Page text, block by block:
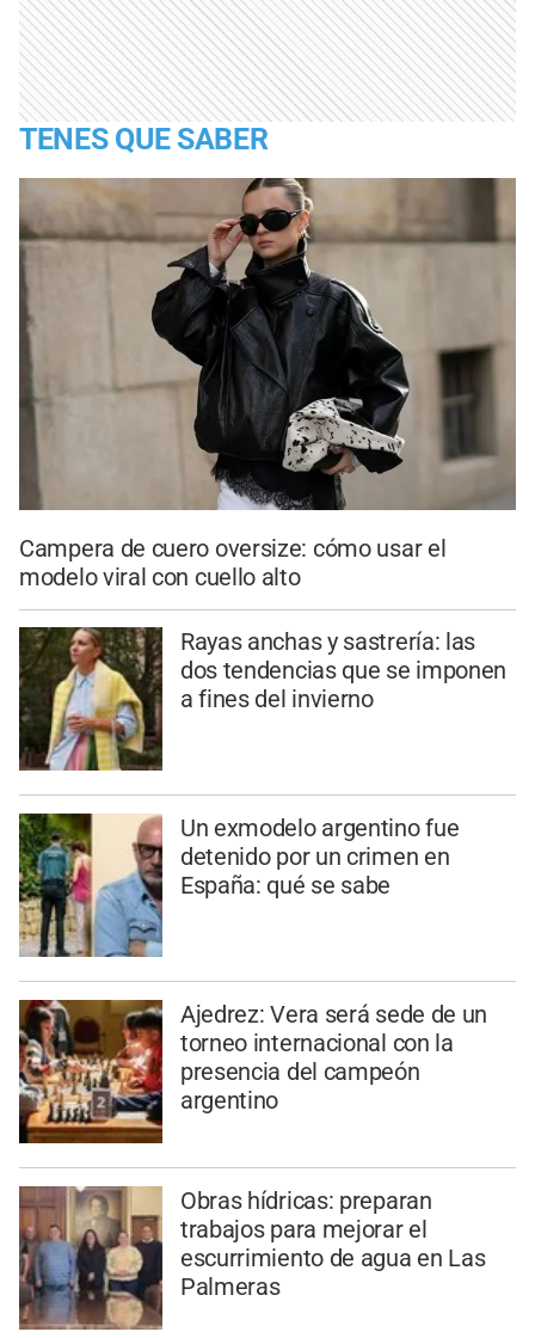
TENES QUE SABER
Campera de cuero oversize: cómo usar el
modelo viral con cuello alto
Rayas anchas y sastrería: las
dos tendencias que se imponen
a fines del invierno
Un exmodelo argentino fue
detenido por un crimen en
España: qué se sabe
Ajedrez: Vera será sede de un
torneo internacional con la
presencia del campeón
argentino
Obras hídricas: preparan
trabajos para mejorar el
escurrimiento de agua en Las
Palmeras